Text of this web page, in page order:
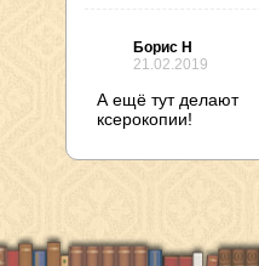
Борис Н
21.02.2019
А ещё тут делают
ксерокопии!